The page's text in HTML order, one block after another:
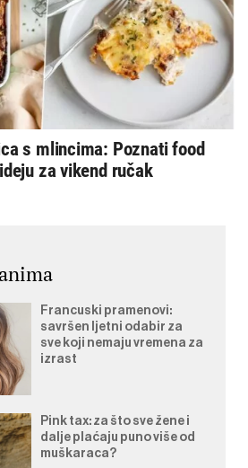
s mlincima: Poznati food
za vikend ručak
Francuski pramenovi:
savršen ljetni odabir za
sve koji nemaju vremena za
izrast
Pink tax: za što sve žene i
dalje plaćaju puno više od
muškaraca?